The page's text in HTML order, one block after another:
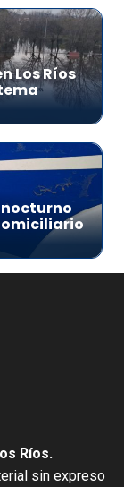
Los Ríos
Ríos.
sin expreso